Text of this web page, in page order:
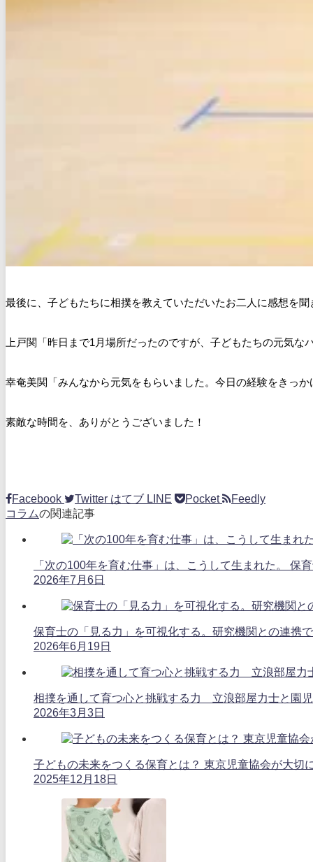
最後に、子どもたちに相撲を教えていただいたお二人に感想を聞
上戸関「昨日まで1月場所だったのですが、子どもたちの元気
幸奄美関「みんなから元気をもらいました。今日の経験をきっ
素敵な時間を、ありがとうございました！
Facebook Twitter はてブ LINE Pocket
Feedly
コラムの関連記事
「次の100年を育む仕事」は、こうして生まれた。 保
2026年7月6日
保育士の「見る力」を可視化する。研究機関との連携
2026年6月19日
相撲を通して育つ心と挑戦する力 立浪部屋力士と園
2026年3月3日
子どもの未来をつくる保育とは？ 東京児童協会が大切
2025年12月18日